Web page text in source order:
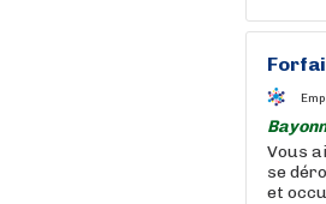
Vous
se
et